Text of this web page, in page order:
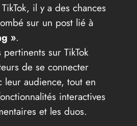
il y a des chances
sur un post lié à
».
sur TikTok
de se connecter
leur audience, tout en
interactives
et les duos.